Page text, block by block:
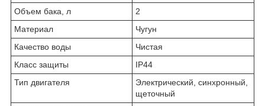
Объем бака, л
2
Материал
Чугун
Качество воды
Чистая
Класс защиты
IP44
Тип двигателя
Электрический, синхронный,
щеточный